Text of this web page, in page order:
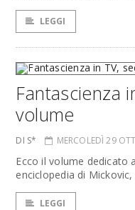
LEGGI
Fantascienza
volume
DI S* MERCOLEDÌ 29
Ecco il volume dedicato
enciclopedia di
LEGGI